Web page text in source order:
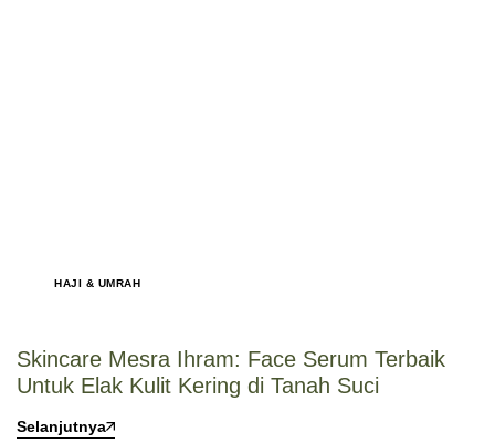
HAJI & UMRAH
Skincare Mesra Ihram: Face Serum Terbaik
Untuk Elak Kulit Kering di Tanah Suci
Selanjutnya